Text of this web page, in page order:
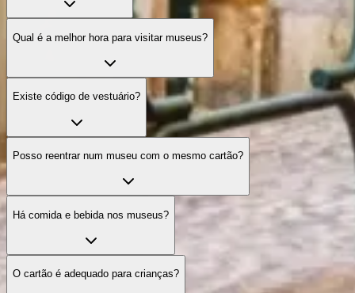
Qual é a melhor hora para visitar museus?
Existe código de vestuário?
Posso reentrar num museu com o mesmo cartão?
Há comida e bebida nos museus?
O cartão é adequado para crianças?